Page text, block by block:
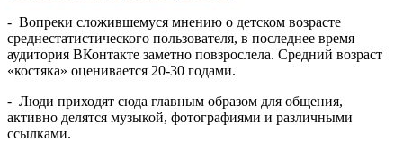
- Вопреки сложившемуся мнению о детском возрасте
среднестатистического пользователя, в последнее время
аудитория ВКонтакте заметно повзрослела. Средний возраст
«костяка» оценивается 20-30 годами.
- Люди приходят сюда главным образом для общения,
активно делятся музыкой, фотографиями и различными
ссылками.